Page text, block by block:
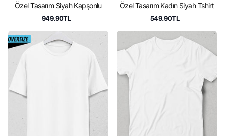
Özel Tasarım Siyah Kapşonlu
949.90TL
Özel Tasarım Kadın Siyah Tshirt
549.90TL